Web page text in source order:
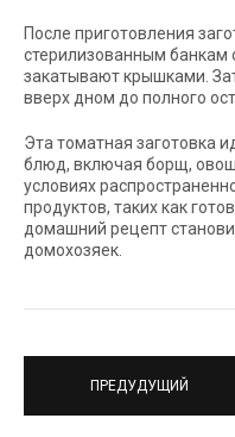
После приготовления
стерилизованным банкам
закатывают крышками.
вверх дном до полного
Эта томатная заготовка
блюд, включая борщ,
условиях
продуктов, таких как
домашний рецепт
домохозяек.
ПРЕДУДУЩИЙ